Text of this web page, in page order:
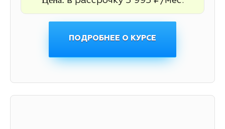
ПОДРОБНЕЕ О КУРСЕ